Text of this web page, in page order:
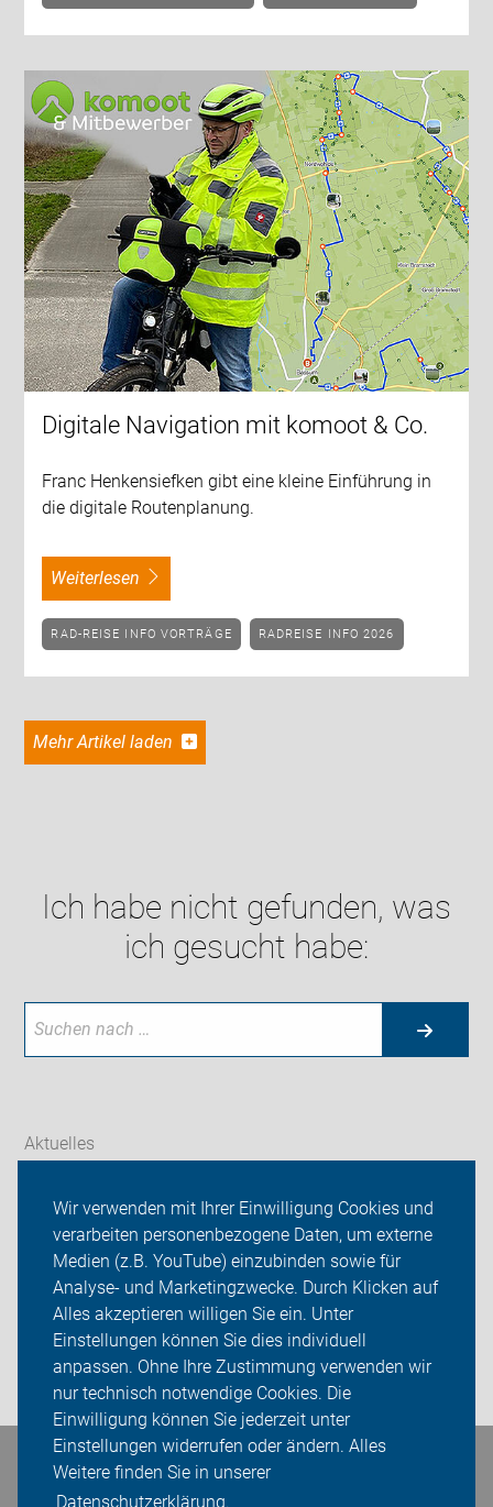
Wir verwenden mit Ihrer Einwilligung Cookies und
verarbeiten personenbezogene Daten, um externe
Medien (z.B. YouTube) einzubinden sowie für
Analyse- und Marketingzwecke. Durch Klicken auf
Alles akzeptieren willigen Sie ein. Unter
Einstellungen können Sie dies individuell
anpassen. Ohne Ihre Zustimmung verwenden wir
nur technisch notwendige Cookies. Die
Einwilligung können Sie jederzeit unter
Einstellungen widerrufen oder ändern. Alles
Weitere finden Sie in unserer
Datenschutzerklärung.
Digitale Navigation mit komoot & Co.
Franc Henkensiefken gibt eine kleine Einführung in
die digitale Routenplanung.
weiterlesen
RAD-REISE INFO VORTRÄGE RADREISE INFO 2026
Mehr Artikel laden
Ich habe nicht gefunden, was
ich gesucht habe:
Aktuelles
Galerien
ADFC OG Diepholz
Sei dabei
Login
Bleiben Sie in Kontakt